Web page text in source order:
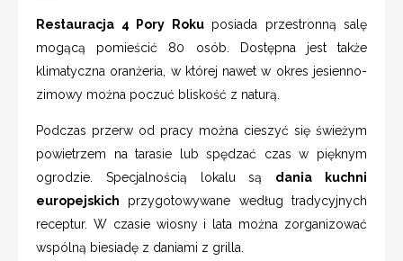
Restauracja 4 Pory Rokuposiada przestronną salę
mogącą pomieścić 80 osób. Dostępna jest także
klimatyczna oranżeria, w której nawet w okres jesienno-
zimowy można poczuć bliskość z naturą.
Podczas przerw od pracy można cieszyć się świeżym
powietrzem na tarasie lub spędzać czas w pięknym
ogrodzie. Specjalnością lokalu są dania kuchni
europejskich przygotowywane według tradycyjnych
receptur. W czasie wiosny i lata można zorganizować
wspólną biesiadę z daniami z grilla.